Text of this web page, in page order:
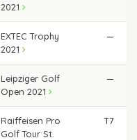
2021
EXTEC Trophy
2021
—
Leipziger Golf
Open 2021
—
Raiffeisen Pro
Golf Tour St.
T7